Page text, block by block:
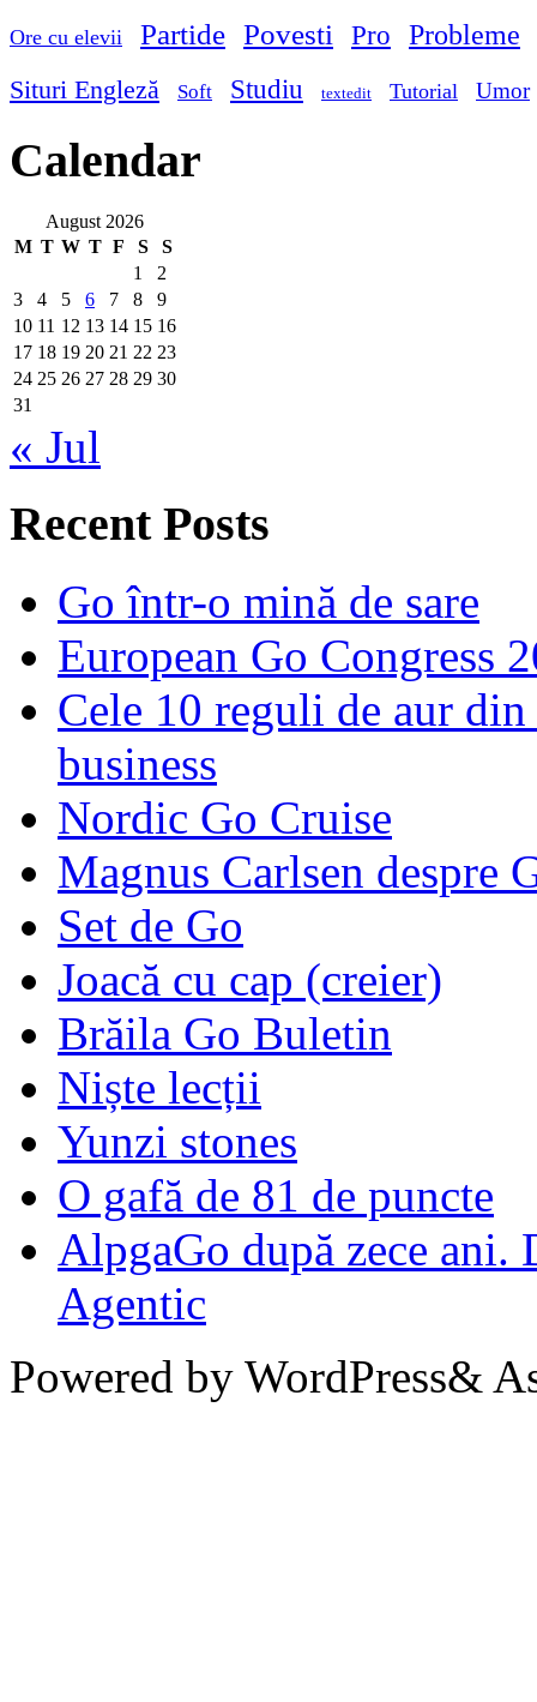
Ore cu elevii Partide Povesti Pro Probleme
Situri Engleză Soft Studiu textedit Tutorial Umor
Calendar
August 2026
M T W T F S
S
1
2
3
4 5 6 7 8
9
10 11 12 13 14 15 16
17 18 19 20 21 22 23
24 25 26 27 28 29 30
31
« Jul
Recent Posts
Go într-o mină de sare
European Go Congress
Cele 10 reguli de aur
business
Nordic Go Cruise
Magnus Carlsen despre
Set de Go
Joacă cu cap (creier)
Brăila Go Buletin
Niște lecții
Yunzi stones
O gafă de 81 de puncte
AlpgaGo după zece ani.
Agentic
Powered by WordPress&